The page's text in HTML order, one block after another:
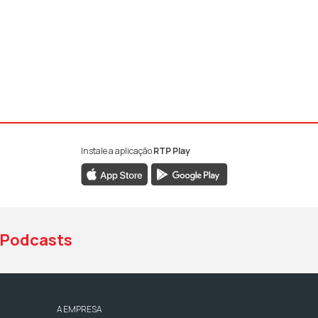
da RTP Antena 1
da RTP Antena 1
YouTube da RTP Antena 1
Instale a aplicaçãoRTP Play
Podcasts
A EMPRESA